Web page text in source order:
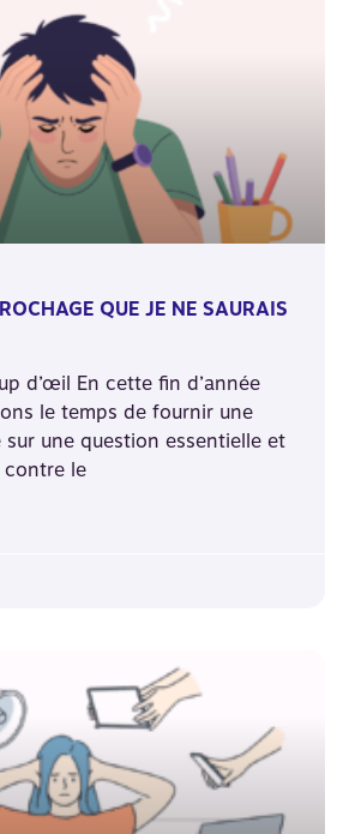
QUE JE NE SAURAIS
d’œil En cette fin d’année
le temps de fournir une
sur une question essentielle et
contre le